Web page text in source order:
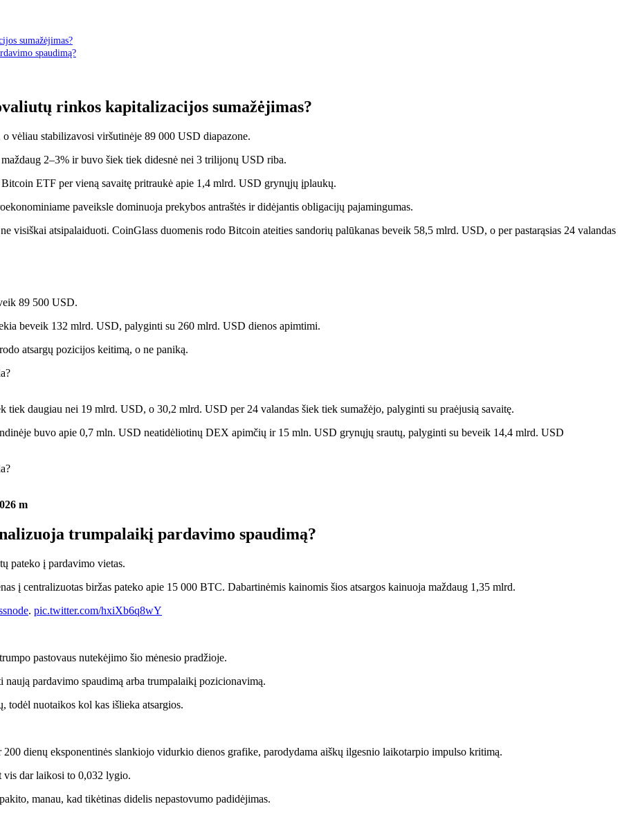
sumažėjimas?
spaudimą?
rinkos kapitalizacijos sumažėjimas?
vėliau stabilizavosi viršutinėje 89 000 USD diapazone.
2–3% ir buvo šiek tiek didesnė nei 3 trilijonų USD riba.
ETF per vieną savaitę pritraukė apie 1,4 mlrd. USD grynųjų įplaukų.
paveiksle dominuoja prekybos antraštės ir didėjantis obligacijų pajamingumas.
visiškai atsipalaiduoti. CoinGlass duomenis rodo Bitcoin ateities sandorių palūkanas beveik 58,5 mlrd. USD, o per pastarąsias 24 valandas
89 500 USD.
beveik 132 mlrd. USD, palyginti su 260 mlrd. USD dienos apimtimi.
atsargų pozicijos keitimą, o ne paniką.
tiek daugiau nei 19 mlrd. USD, o 30,2 mlrd. USD per 24 valandas šiek tiek sumažėjo, palyginti su praėjusią savaitę.
buvo apie 0,7 mln. USD neatidėliotinų DEX apimčių ir 15 mln. USD grynųjų srautų, palyginti su beveik 14,4 mlrd. USD
m
trumpalaikį pardavimo spaudimą?
pateko į pardavimo vietas.
į centralizuotas biržas pateko apie 15 000 BTC. Dabartinėmis kainomis šios atsargos kainuoja maždaug 1,35 mlrd.
. pic.twitter.com/hxiXb6q8wY
pastovaus nutekėjimo šio mėnesio pradžioje.
pardavimo spaudimą arba trumpalaikį pozicionavimą.
nuotaikos kol kas išlieka atsargios.
dienų eksponentinės slankiojo vidurkio dienos grafike, parodydama aiškų ilgesnio laikotarpio impulso kritimą.
vis dar laikosi to 0,032 lygio.
manau, kad tikėtinas didelis nepastovumo padidėjimas.